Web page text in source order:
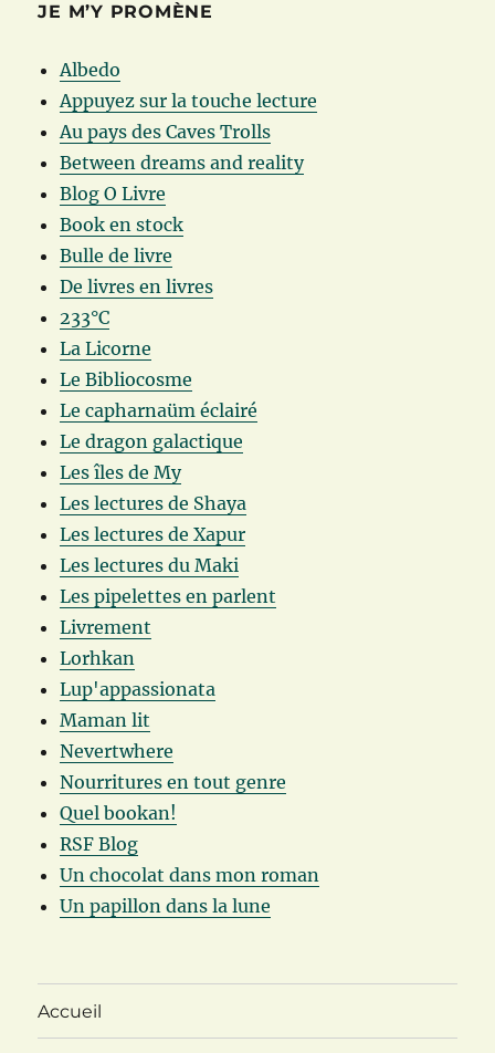
JE M’Y PROMÈNE
Albedo
Appuyez sur la touche lecture
Au pays des Caves Trolls
Between dreams and reality
Blog O Livre
Book en stock
Bulle de livre
De livres en livres
233°C
La Licorne
Le Bibliocosme
Le capharnaüm éclairé
Le dragon galactique
Les îles de My
Les lectures de Shaya
Les lectures de Xapur
Les lectures du Maki
Les pipelettes en parlent
Livrement
Lorhkan
Lup'appassionata
Maman lit
Nevertwhere
Nourritures en tout genre
Quel bookan!
RSF Blog
Un chocolat dans mon roman
Un papillon dans la lune
Accueil